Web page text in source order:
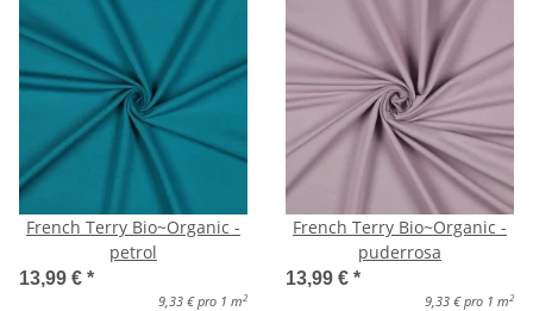
French Terry Bio~Organic -
petrol
13,99 € *
9,33 € pro 1 m 2
French Terry Bio~Organic -
puderrosa
13,99 € *
9,33 € pro 1 m 2